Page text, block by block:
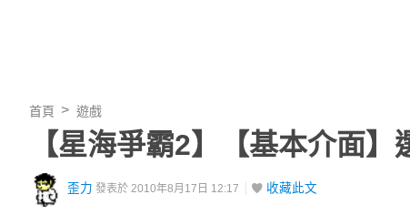
首頁 遊戲
【星海爭霸2】【基本介面
歪力 發表於 2010年8月17日 12:17 收藏此文